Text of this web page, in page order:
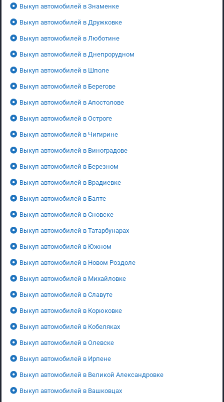
Выкуп автомобилей в Знаменке
Выкуп автомобилей в Дружковке
Выкуп автомобилей в Люботине
Выкуп автомобилей в Днепрорудном
Выкуп автомобилей в Шполе
Выкуп автомобилей в Берегове
Выкуп автомобилей в Апостолове
Выкуп автомобилей в Остроге
Выкуп автомобилей в Чигирине
Выкуп автомобилей в Виноградове
Выкуп автомобилей в Березном
Выкуп автомобилей в Врадиевке
Выкуп автомобилей в Балте
Выкуп автомобилей в Сновске
Выкуп автомобилей в Татарбунарах
Выкуп автомобилей в Южном
Выкуп автомобилей в Новом Роздоле
Выкуп автомобилей в Михайловке
Выкуп автомобилей в Славуте
Выкуп автомобилей в Корюковке
Выкуп автомобилей в Кобеляках
Выкуп автомобилей в Олевске
Выкуп автомобилей в Ирпене
Выкуп автомобилей в Великой Александровке
Выкуп автомобилей в Вашковцах